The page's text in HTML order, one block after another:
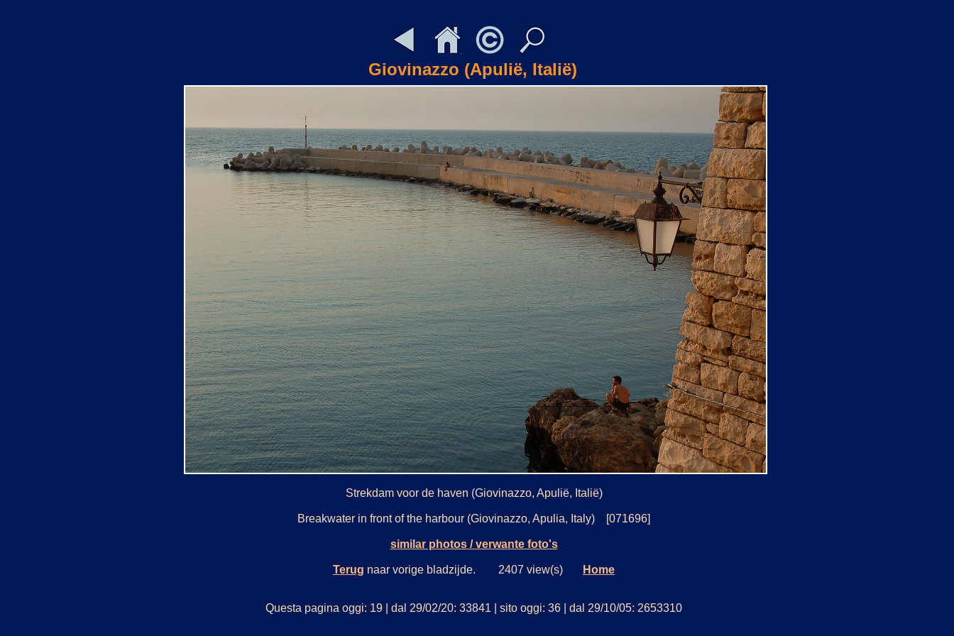
Giovinazzo (Apulië, Italië)
Strekdam voor de haven (Giovinazzo, Apulië, Italië)
Breakwater in front of the harbour (Giovinazzo, Apulia, Italy) [071696]
similar photos / verwante foto's
Terug naar vorige bladzijde. 2407 view(s) Home
Questa pagina oggi: 19 | dal 29/02/20: 33841 | sito oggi: 36 | dal 29/10/05: 2653310